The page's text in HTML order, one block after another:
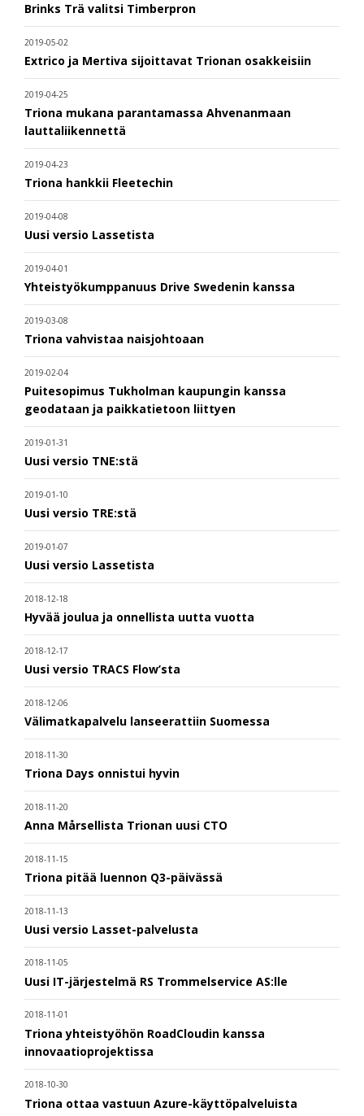
Brinks Trä valitsi Timberpron
2019-05-02
Extrico ja Mertiva sijoittavat Trionan osakkeisiin
2019-04-25
Triona mukana parantamassa Ahvenanmaan
lauttaliikennettä
2019-04-23
Triona hankkii Fleetechin
2019-04-08
Uusi versio Lassetista
2019-04-01
Yhteistyökumppanuus Drive Swedenin kanssa
2019-03-08
Triona vahvistaa naisjohtoaan
2019-02-04
Puitesopimus Tukholman kaupungin kanssa
geodataan ja paikkatietoon liittyen
2019-01-31
Uusi versio TNE:stä
2019-01-10
Uusi versio TRE:stä
2019-01-07
Uusi versio Lassetista
2018-12-18
Hyvää joulua ja onnellista uutta vuotta
2018-12-17
Uusi versio TRACS Flow’sta
2018-12-06
Välimatkapalvelu lanseerattiin Suomessa
2018-11-30
Triona Days onnistui hyvin
2018-11-20
Anna Mårsellista Trionan uusi CTO
2018-11-15
Triona pitää luennon Q3-päivässä
2018-11-13
Uusi versio Lasset-palvelusta
2018-11-05
Uusi IT-järjestelmä RS Trommelservice AS:lle
2018-11-01
Triona yhteistyöhön RoadCloudin kanssa
innovaatioprojektissa
2018-10-30
Triona ottaa vastuun Azure-käyttöpalveluista